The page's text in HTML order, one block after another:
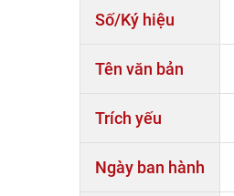
Số/Ký hiệu
Tên văn bản
Trích yếu
Ngày ban hành